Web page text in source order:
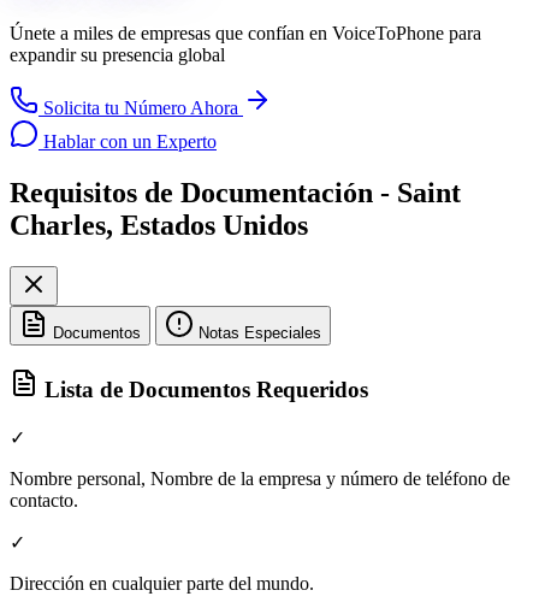
Únete a miles de empresas que confían en VoiceToPhone para
expandir su presencia global
Solicita tu Número Ahora
Hablar con un Experto
Requisitos de Documentación - Saint
Charles, Estados Unidos
Documentos Notas Especiales
Lista de Documentos Requeridos
✓
Nombre personal, Nombre de la empresa y número de teléfono de
contacto.
✓
Dirección en cualquier parte del mundo.